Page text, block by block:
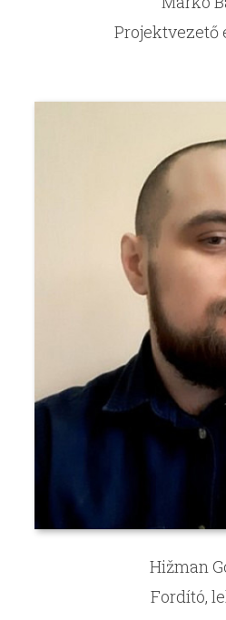
Projektvezető
Hižman
Fordító,